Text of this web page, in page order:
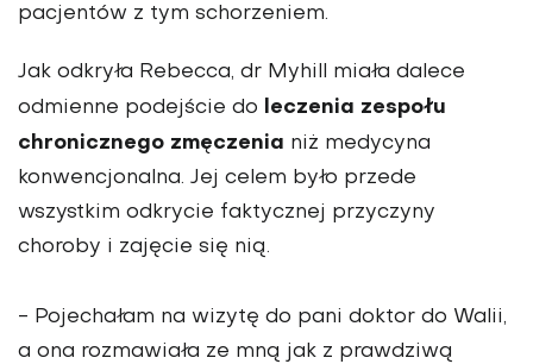
pacjentów z tym schorzeniem.
Jak odkryła Rebecca, dr Myhill miała dalece
odmienne podejście do
leczenia zespołu
chronicznego zmęczenia niż medycyna
konwencjonalna. Jej celem było przede
wszystkim odkrycie faktycznej przyczyny
choroby i zajęcie się nią.
- Pojechałam na wizytę do pani doktor do Walii,
a ona rozmawiała ze mną jak z prawdziwą